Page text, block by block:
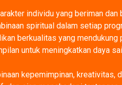
individu yang beriman
spiritual dalam setiap
berkualitas yang mendukung
untuk meningkatkan daya
kepemimpinan, kreativitas,